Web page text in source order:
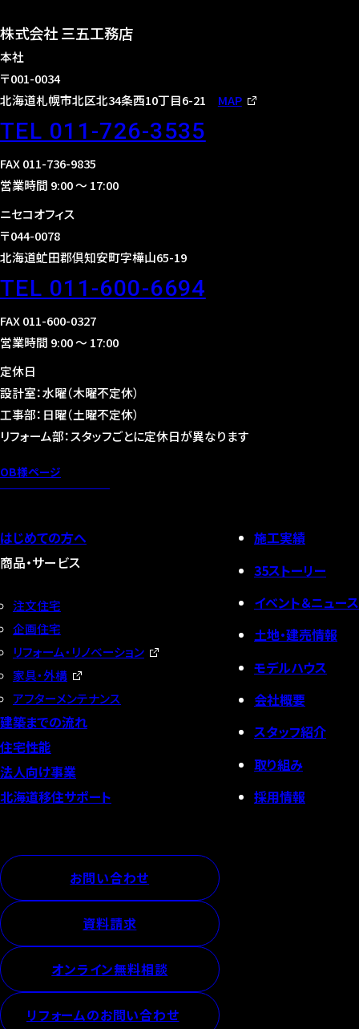
株式会社 三五工務店
本社
〒001-0034
北海道札幌市北区北34条西10丁目6-21
MAP
TEL 011-726-3535
FAX 011-736-9835
営業時間 9:00 〜 17:00
ニセコオフィス
〒044-0078
北海道虻田郡倶知安町字樺山65-19
TEL 011-600-6694
FAX 011-600-0327
営業時間 9:00 〜 17:00
定休日
設計室：水曜（木曜不定休）
工事部：日曜（土曜不定休）
リフォーム部：スタッフごとに定休日が異なります
OB様ページ
はじめての方へ
商品・サービス
注文住宅
企画住宅
リフォーム・リノベーション
家具・外構
アフターメンテナンス
建築までの流れ
住宅性能
法人向け事業
北海道移住サポート
施工実績
35ストーリー
イベント＆ニュース
土地・建売情報
モデルハウス
会社概要
スタッフ紹介
取り組み
採用情報
お問い合わせ
資料請求
オンライン無料相談
リフォームのお問い合わせ